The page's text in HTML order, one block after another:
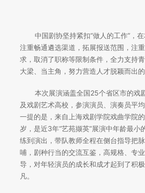
中国剧协坚持紧扣“做人的工作”，
注重畅通遴选渠道，拓展报送范围，注
求，取消了职称等限制条件，全力支持
大梁、当主角，努力营造人才脱颖而出的
本次展演涵盖全国25个省区市的戏
及戏剧艺术高校，参演演员、演奏员平
一提的是，来自上海戏剧学院戏曲学院
岁，是近3年“艺苑撷英”展演中年龄最小
练到演出，带队教师全程在侧台指导把
哺，剧种行当的交流互鉴，高规格、专
导，对年轻演员的成长和成才起到了积
凡。